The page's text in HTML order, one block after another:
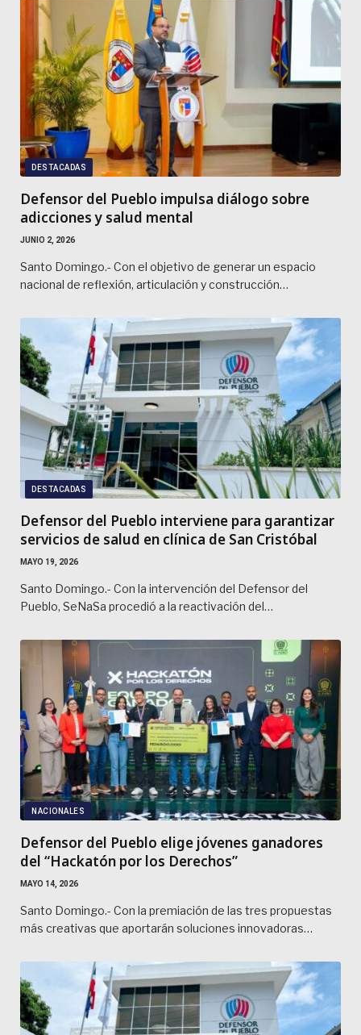
DESTACADAS
Defensor del Pueblo impulsa diálogo sobre
adicciones y salud mental
JUNIO 2, 2026
Santo Domingo.- Con el objetivo de generar un espacio
nacional de reflexión, articulación y construcción…
DESTACADAS
Defensor del Pueblo interviene para garantizar
servicios de salud en clínica de San Cristóbal
MAYO 19, 2026
Santo Domingo.- Con la intervención del Defensor del
Pueblo, SeNaSa procedió a la reactivación del…
NACIONALES
Defensor del Pueblo elige jóvenes ganadores
del “Hackatón por los Derechos”
MAYO 14, 2026
Santo Domingo.- Con la premiación de las tres propuestas
más creativas que aportarán soluciones innovadoras…